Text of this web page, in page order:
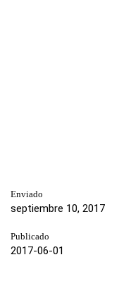
Enviado
septiembre 10, 2017
Publicado
2017-06-01